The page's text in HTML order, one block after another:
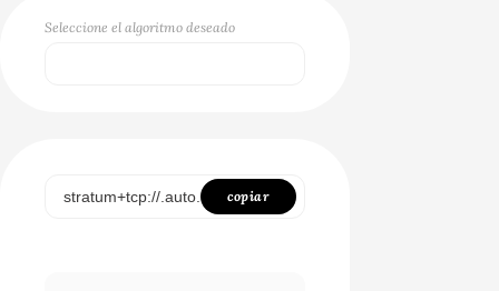
Seleccione el algoritmo deseado
SHA256ASICBOOST
copiar